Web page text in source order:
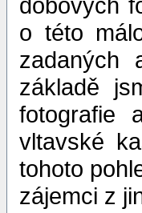
o této
zadaných
základě
fotografie
vltavské
tohoto
zájemci z